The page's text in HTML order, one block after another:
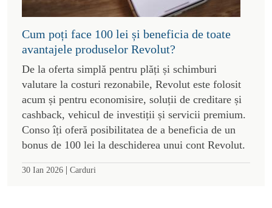
Cum poți face 100 lei și beneficia de toate
avantajele produselor Revolut?
De la oferta simplă pentru plăți și schimburi
valutare la costuri rezonabile, Revolut este folosit
acum și pentru economisire, soluții de creditare și
cashback, vehicul de investiții și servicii premium.
Conso îți oferă posibilitatea de a beneficia de un
bonus de 100 lei la deschiderea unui cont Revolut.
30 Ian 2026 | Carduri